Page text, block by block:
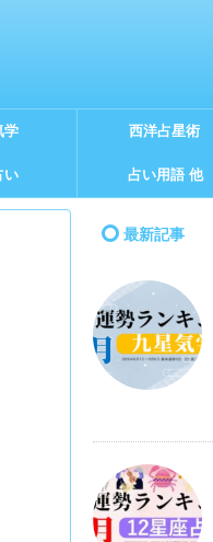
学 西洋占星術
い 占い用語 他
最新記事